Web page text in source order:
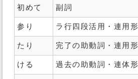
初めて 副詞
参り ラ行四段活用・連用形
たり 完了の助動詞・連用形
ける 過去の助動詞・連体形